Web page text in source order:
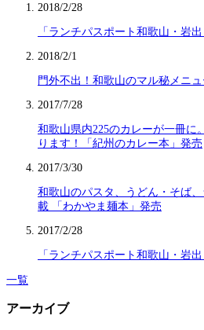
2018/2/28
「ランチパスポート和歌山・岩
2018/2/1
門外不出！和歌山のマル秘メニ
2017/7/28
和歌山県内225のカレーが一冊に
ります！「紀州のカレー本」発売
2017/3/30
和歌山のパスタ、うどん・そば
載 「わかやま麺本」発売
2017/2/28
「ランチパスポート和歌山・岩
一覧
アーカイブ